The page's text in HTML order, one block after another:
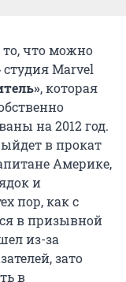
что можно
студия Marvel
, которая
на 2012 год.
в прокат
Америке,
и
пор, как с
в призывной
из-за
зато
в